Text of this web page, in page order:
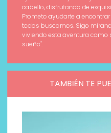
cabello, disfrutando de
Prometo ayudarte a
todos buscamos. Sigo
viviendo esta aventura como
sueño".
TAMBIÉN TE